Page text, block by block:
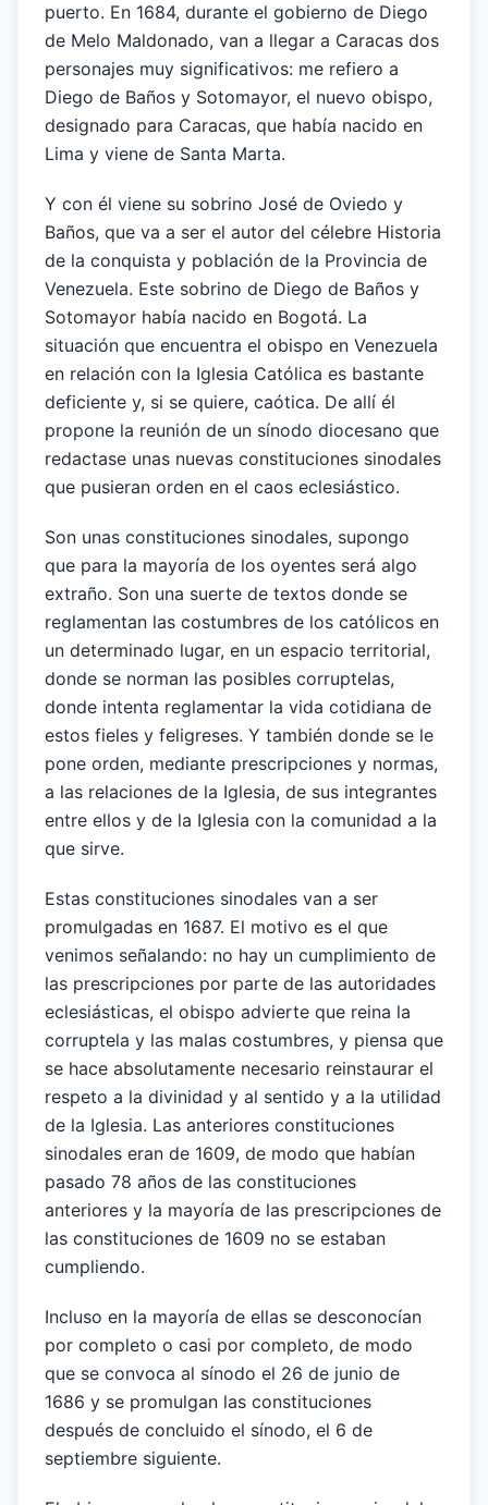
puerto. En 1684, durante el gobierno de Diego
de Melo Maldonado, van a llegar a Caracas dos
personajes muy significativos: me refiero a
Diego de Baños y Sotomayor, el nuevo obispo,
designado para Caracas, que había nacido en
Lima y viene de Santa Marta.
Y con él viene su sobrino José de Oviedo y
Baños, que va a ser el autor del célebre Historia
de la conquista y población de la Provincia de
Venezuela. Este sobrino de Diego de Baños y
Sotomayor había nacido en Bogotá. La
situación que encuentra el obispo en Venezuela
en relación con la Iglesia Católica es bastante
deficiente y, si se quiere, caótica. De allí él
propone la reunión de un sínodo diocesano que
redactase unas nuevas constituciones sinodales
que pusieran orden en el caos eclesiástico.
Son unas constituciones sinodales, supongo
que para la mayoría de los oyentes será algo
extraño. Son una suerte de textos donde se
reglamentan las costumbres de los católicos en
un determinado lugar, en un espacio territorial,
donde se norman las posibles corruptelas,
donde intenta reglamentar la vida cotidiana de
estos fieles y feligreses. Y también donde se le
pone orden, mediante prescripciones y normas,
a las relaciones de la Iglesia, de sus integrantes
entre ellos y de la Iglesia con la comunidad a la
que sirve.
Estas constituciones sinodales van a ser
promulgadas en 1687. El motivo es el que
venimos señalando: no hay un cumplimiento de
las prescripciones por parte de las autoridades
eclesiásticas, el obispo advierte que reina la
corruptela y las malas costumbres, y piensa que
se hace absolutamente necesario reinstaurar el
respeto a la divinidad y al sentido y a la utilidad
de la Iglesia. Las anteriores constituciones
sinodales eran de 1609, de modo que habían
pasado 78 años de las constituciones
anteriores y la mayoría de las prescripciones de
las constituciones de 1609 no se estaban
cumpliendo.
Incluso en la mayoría de ellas se desconocían
por completo o casi por completo, de modo
que se convoca al sínodo el 26 de junio de
1686 y se promulgan las constituciones
después de concluido el sínodo, el 6 de
septiembre siguiente.